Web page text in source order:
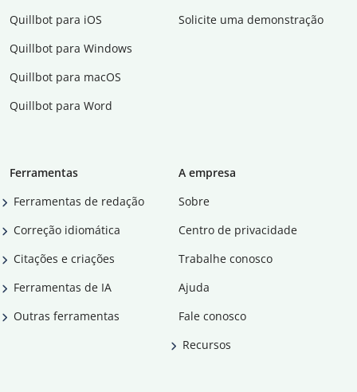
Quillbot para iOS
Quillbot para Windows
Quillbot para macOS
Quillbot para Word
Solicite uma demonstração
Ferramentas
Ferramentas de redação
Correção idiomática
Citações e criações
Ferramentas de IA
Outras ferramentas
A empresa
Sobre
Centro de privacidade
Trabalhe conosco
Ajuda
Fale conosco
Recursos